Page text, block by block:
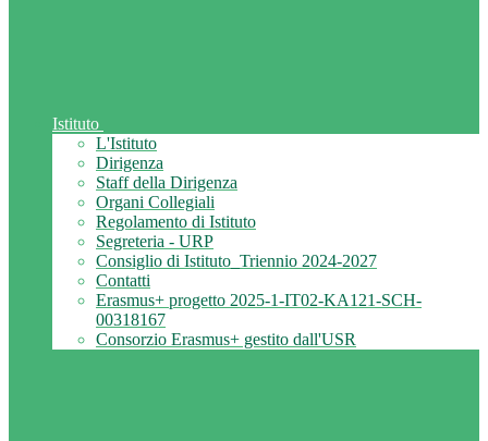
Istituto
L'Istituto
Dirigenza
Staff della Dirigenza
Organi Collegiali
Regolamento di Istituto
Segreteria - URP
Consiglio di Istituto_Triennio 2024-2027
Contatti
Erasmus+ progetto 2025-1-IT02-KA121-SCH-
00318167
Consorzio Erasmus+ gestito dall'USR